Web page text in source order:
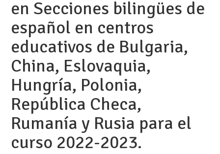
en Secciones bilingües de
español en centros
educativos de Bulgaria,
China, Eslovaquia,
Hungría, Polonia,
República Checa,
Rumanía y Rusia para el
curso 2022-2023.